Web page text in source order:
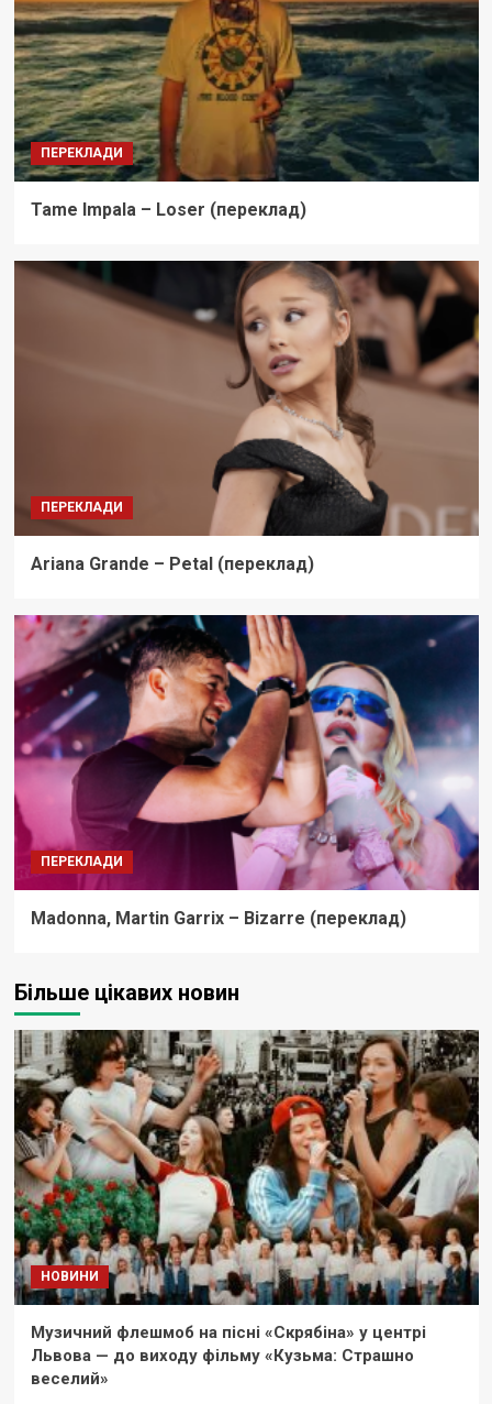
ПЕРЕКЛАДИ
Tame Impala – Loser (переклад)
ПЕРЕКЛАДИ
Ariana Grande – Petal (переклад)
ПЕРЕКЛАДИ
Madonna, Martin Garrix – Bizarre (переклад)
Більше цікавих новин
НОВИНИ
Музичний флешмоб на пісні «Скрябіна» у центрі
Львова — до виходу фільму «Кузьма: Страшно
веселий»